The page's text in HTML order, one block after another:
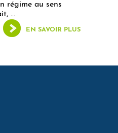
régime au sens
...
EN SAVOIR PLUS